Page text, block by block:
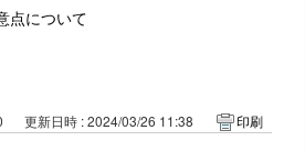
点について
更新日時 : 2024/03/26 11:38 印刷